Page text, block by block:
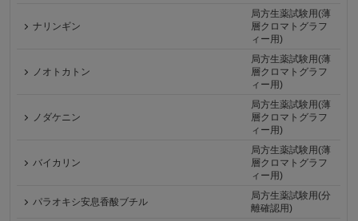
ナリンギン
局方生薬試験用(薄
層クロマトグラフ
ィー用)
ノオトカトン
局方生薬試験用(薄
層クロマトグラフ
ィー用)
ノダケニン
局方生薬試験用(薄
層クロマトグラフ
ィー用)
バイカリン
局方生薬試験用(薄
層クロマトグラフ
ィー用)
パラオキシ安息香酸ブチル
局方生薬試験用(分
離確認用)